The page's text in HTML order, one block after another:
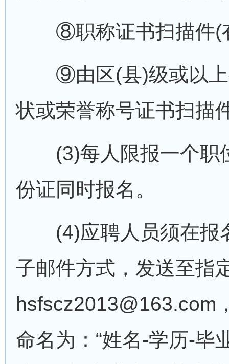
⑧职称证书扫描件(
⑨由区(县)级或以上
状或荣誉称号证书扫描
(3)每人限报一个职
份证同时报名。
(4)应聘人员须在报
子邮件方式，发送至指
hsfscz2013@163.com
命名为：“姓名-学历-毕